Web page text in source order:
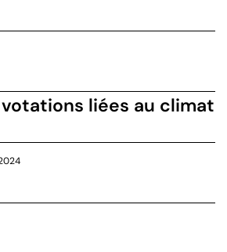
liées au climat